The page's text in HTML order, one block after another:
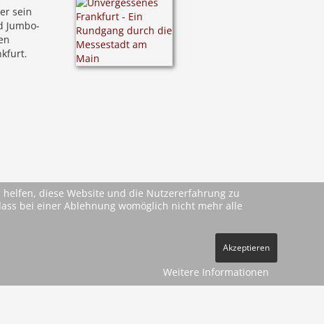
sein
Jumbo-
diese Website und die Nutzererfahrung zu
bei einer Ablehnung womöglich nicht mehr alle
Akzeptieren
Weitere Informationen